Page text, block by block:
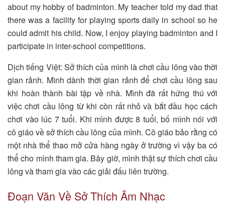
about my hobby of badminton. My teacher told my dad that
there was a facility for playing sports daily in school so he
could admit his child. Now, I enjoy playing badminton and I
participate in inter-school competitions.
Dịch tiếng Việt: Sở thích của mình là chơi cầu lông vào thời
gian rảnh. Mình dành thời gian rảnh để chơi cầu lông sau
khi hoàn thành bài tập về nhà. Mình đã rất hứng thú với
việc chơi cầu lông từ khi còn rất nhỏ và bắt đầu học cách
chơi vào lúc 7 tuổi. Khi mình được 8 tuổi, bố mình nói với
cô giáo về sở thích cầu lông của mình. Cô giáo bảo rằng có
một nhà thể thao mở cửa hàng ngày ở trường vì vậy ba có
thể cho mình tham gia. Bây giờ, mình thật sự thích chơi cầu
lông và tham gia vào các giải đấu liên trường.
Đoạn Văn Về Sở Thích Âm Nhạc